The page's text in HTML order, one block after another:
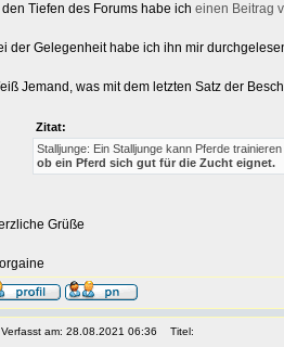
Tiefen des Forums habe ich einen Beitrag
der Gelegenheit habe ich ihn mir
Jemand, was mit dem letzten Satz der
Zitat:
Stalljunge: Ein Stalljunge kann Pferde
ob ein Pferd sich gut für die Zucht eignet.
Grüße
Verfasst am: 28.08.2021 06:36 Titel: